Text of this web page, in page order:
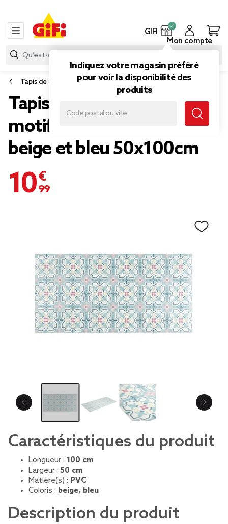
GIFI
Indiquez votre magasin préféré
pour voir la disponibilité des
produits
Mon compte
Tapis de cuisine
Tapis vinyle rectangulaire
motif carreau de ciment
beige et bleu 50x100cm
10,99 €
Caractéristiques du produit
Longueur : 100 cm
Largeur : 50 cm
Matière(s) : PVC
Coloris : beige, bleu
Description du produit